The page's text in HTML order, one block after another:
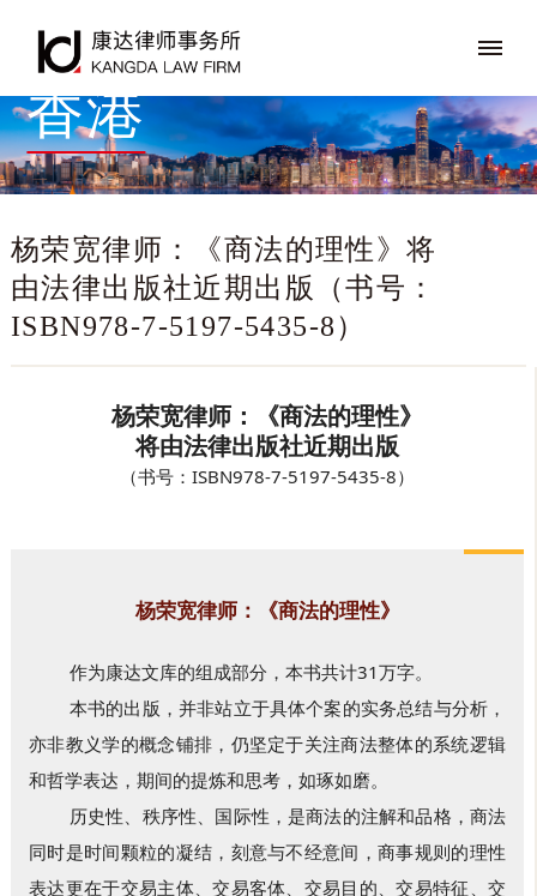
香港
杨荣宽律师：《商法的理性》将
由法律出版社近期出版（书号：
ISBN978-7-5197-5435-8）
杨荣宽律师：《商法的理性》
将由法律出版社近期出版
（书号：ISBN978-7-5197-5435-8）
杨荣宽律师：《商法的理性》
作为康达文库的组成部分，本书共计31万字。
本书的出版，并非站立于具体个案的实务总结与分析，
亦非教义学的概念铺排，仍坚定于关注商法整体的系统逻辑
和哲学表达，期间的提炼和思考，如琢如磨。
历史性、秩序性、国际性，是商法的注解和品格，商法
同时是时间颗粒的凝结，刻意与不经意间，商事规则的理性
表达更在于交易主体、交易客体、交易目的、交易特征、交